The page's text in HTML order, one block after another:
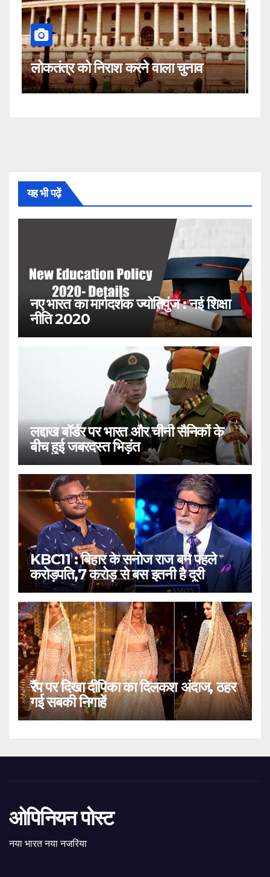
कहीं यह सीजेआई के खिलाफ साजिश तो
नहीं!
यह भी पढ़ें
नए भारत का मार्गदर्शक ज्योतिपुंज : नई शिक्षा
नीति 2020
लद्दाख बॉर्डर पर भारत और चीनी सैनिकों के
बीच हुई जबरदस्त भिड़ंत
KBC11 : बिहार के सनोज राज बने पहले
करोड़पति,7 करोड़ से बस इतनी है दूरी
रैंप पर दिखा दीपिका का दिलकश अंदाज, ठहर
गई सबकी निगाहें
ओपिनियन पोस्ट
नया भारत नया नजरिया